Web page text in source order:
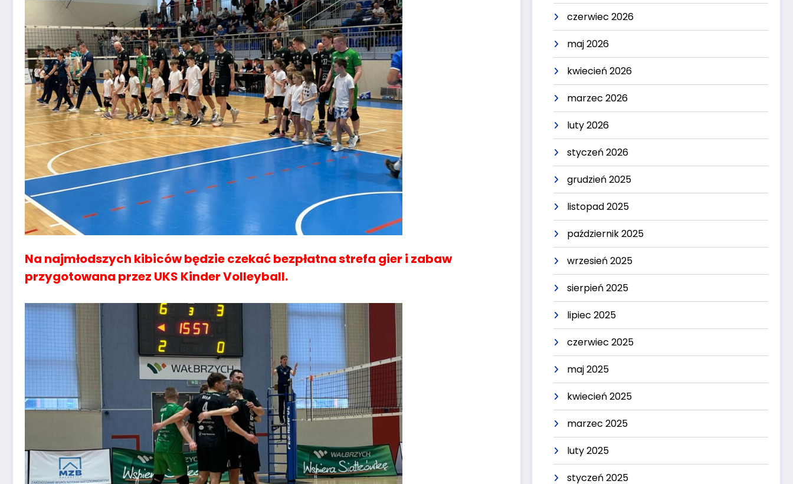
Na najmłodszych kibiców będzie czekać bezpłatna strefa gier i zabaw
przygotowana przez UKS Kinder Volleyball.
czerwiec 2026
maj 2026
kwiecień 2026
marzec 2026
luty 2026
styczeń 2026
grudzień 2025
listopad 2025
październik 2025
wrzesień 2025
sierpień 2025
lipiec 2025
czerwiec 2025
maj 2025
kwiecień 2025
marzec 2025
luty 2025
styczeń 2025